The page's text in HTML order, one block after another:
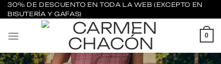
Saltar
al
contenido
30% DE DESCUENTO EN TODA LA WEB (EXCEPTO EN
BISUTERÍA Y GAFAS)
0